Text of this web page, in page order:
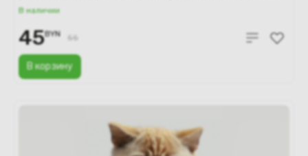
Gan 45W / 10А 2500W 2м (чёрный)
В наличии
В корзину
45BYN 55